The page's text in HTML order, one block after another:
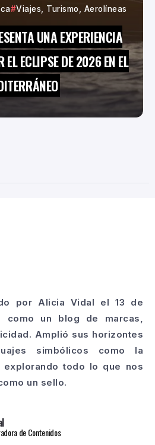
Viajes, Turismo, Aerolíneas
UNA EXPERIENCIA
ECLIPSE DE 2026 EN EL
por Alicia Vidal el 13 de
como un blog de marcas,
Amplió sus horizontes
simbólicos como la
todo lo que nos
un sello.
de Contenidos